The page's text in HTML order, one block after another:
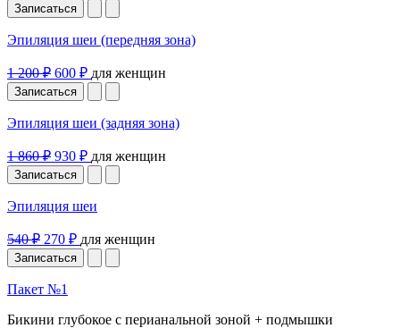
Записаться
Эпиляция шеи (передняя зона)
1 200 ₽ 600 ₽ для женщин
Записаться
Эпиляция шеи (задняя зона)
1 860 ₽ 930 ₽ для женщин
Записаться
Эпиляция шеи
540 ₽ 270 ₽ для женщин
Записаться
Пакет №1
Бикини глубокое с перианальной зоной + подмышки